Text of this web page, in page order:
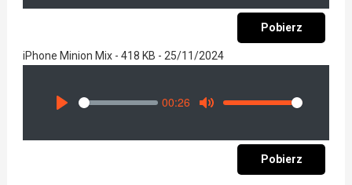
Pobierz
iPhone Minion Mix - 418 KB - 25/11/2024
Seek
00:26
Volume
Pobierz